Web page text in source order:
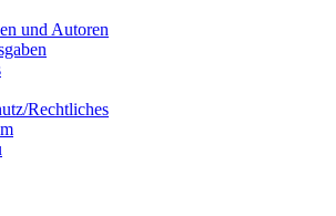
und Autoren
Rechtliches